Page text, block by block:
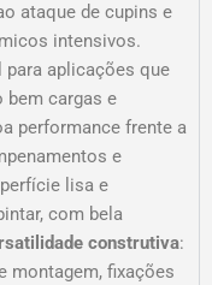
ataque de cupins e
intensivos.
para aplicações que
bem cargas e
performance frente a
e
lisa e
com bela
construtiva:
montagem, fixações